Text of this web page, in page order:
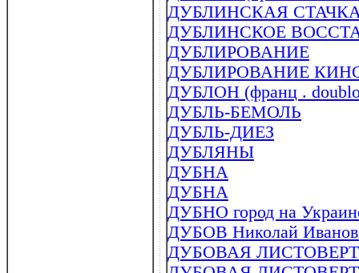
ДУБЛИНСКАЯ
ДУБЛИНСКОЕ
ДУБЛИРОВАНИЕ
ДУБЛИРОВАНИЕ
ДУБЛОН (франц .
ДУБЛЬ-БЕМОЛЬ
ДУБЛЬ-ДИЕЗ
ДУБЛЯНЫ
ДУБНА
ДУБНА
ДУБНО город на
ДУБОВ Николай
ДУБОВАЯ